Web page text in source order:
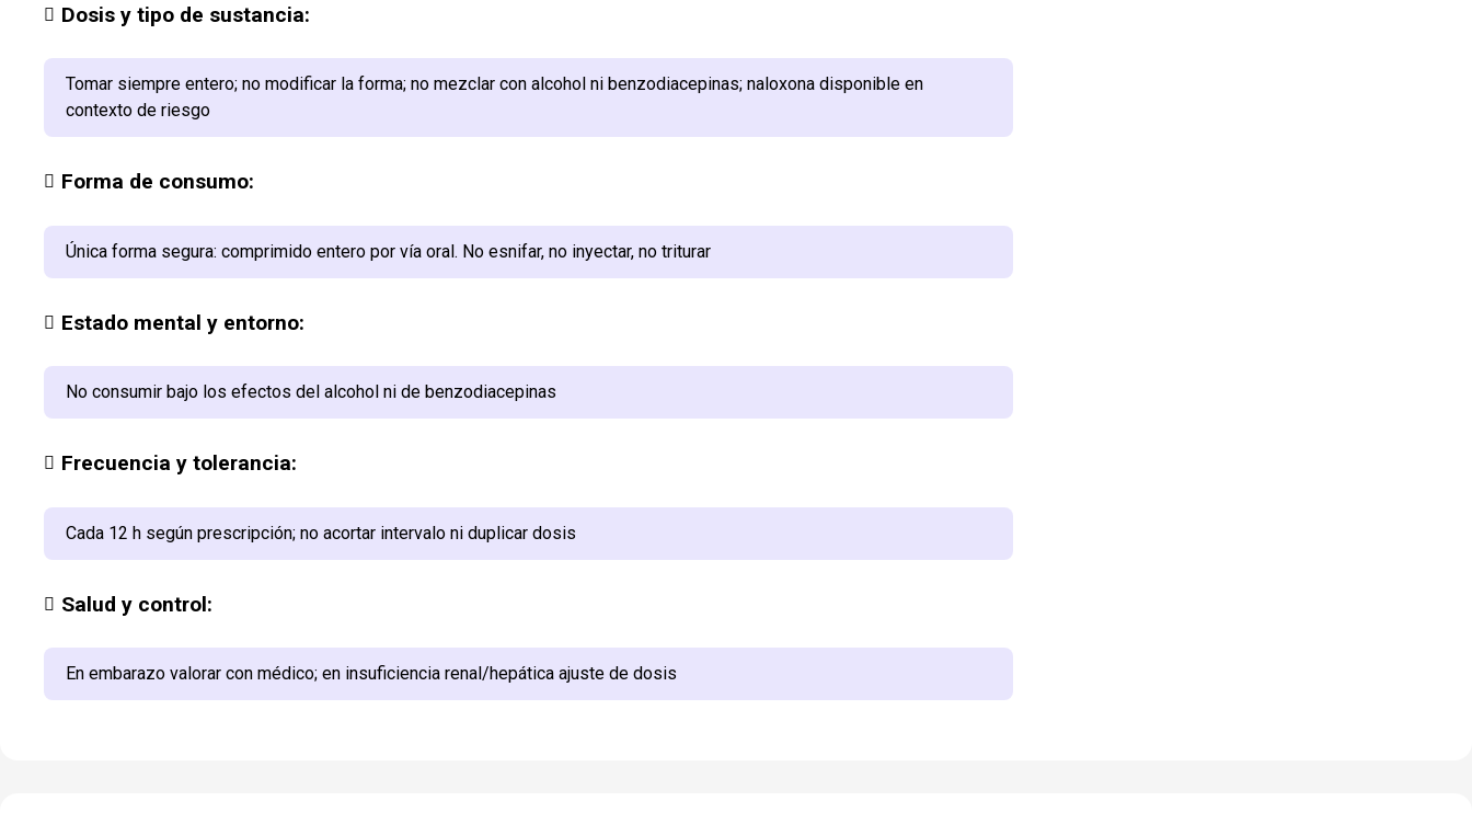
Dosis y tipo de sustancia:
Tomar siempre entero; no modificar la forma; no mezclar con alcohol ni benzodiacepinas; naloxona disponible en
contexto de riesgo
Forma de consumo:
Única forma segura: comprimido entero por vía oral. No esnifar, no inyectar, no triturar
Estado mental y entorno:
No consumir bajo los efectos del alcohol ni de benzodiacepinas
Frecuencia y tolerancia:
Cada 12 h según prescripción; no acortar intervalo ni duplicar dosis
Salud y control:
En embarazo valorar con médico; en insuficiencia renal/hepática ajuste de dosis